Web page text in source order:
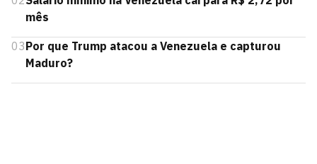
mês
03Por que Trump atacou a Venezuela e capturou
Maduro?